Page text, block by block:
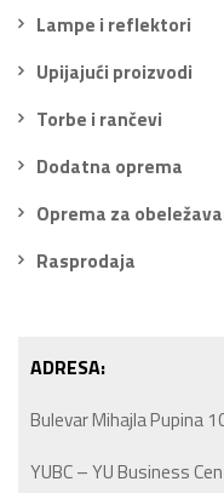
Lampe i reflektori
Upijajući proizvodi
Torbe i rančevi
Dodatna oprema
Oprema za
Rasprodaja
ADRESA:
Bulevar Mihajla Pupina
YUBC – YU Business